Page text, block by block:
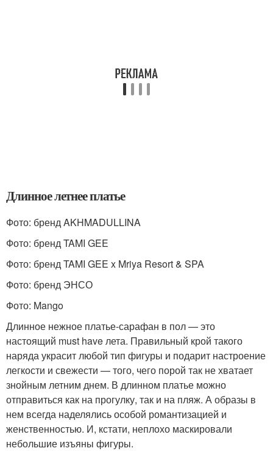
Длинное летнее платье
Фото: бренд AKHMADULLINA
Фото: бренд TAMI GEE
Фото: бренд TAMI GEE x Mriya Resort & SPA
Фото: бренд ЭНСО
Фото: Mango
Длинное нежное платье-сарафан в пол — это
настоящий must have лета. Правильный крой такого
наряда украсит любой тип фигуры и подарит настроение
легкости и свежести — того, чего порой так не хватает
знойным летним днем. В длинном платье можно
отправиться как на прогулку, так и на пляж. А образы в
нем всегда наделялись особой романтизацией и
женственностью. И, кстати, неплохо маскировали
небольшие изъяны фигуры.